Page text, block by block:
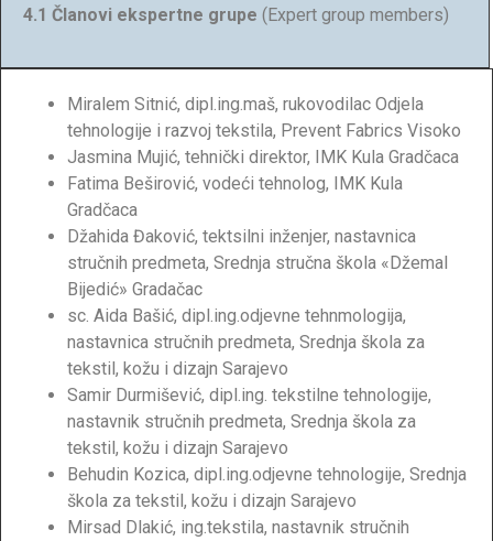
4.1 Članovi ekspertne grupe (Expert group members)
Miralem Sitnić, dipl.ing.maš, rukovodilac Odjela
tehnologije i razvoj tekstila, Prevent Fabrics Visoko
Jasmina Mujić, tehnički direktor, IMK Kula Gradčaca
Fatima Beširović, vodeći tehnolog, IMK Kula
Gradčaca
Džahida Đaković, tektsilni inženjer, nastavnica
stručnih predmeta, Srednja stručna škola «Džemal
Bijedić» Gradačac
sc. Aida Bašić, dipl.ing.odjevne tehnmologija,
nastavnica stručnih predmeta, Srednja škola za
tekstil, kožu i dizajn Sarajevo
Samir Durmišević, dipl.ing. tekstilne tehnologije,
nastavnik stručnih predmeta, Srednja škola za
tekstil, kožu i dizajn Sarajevo
Behudin Kozica, dipl.ing.odjevne tehnologije, Srednja
škola za tekstil, kožu i dizajn Sarajevo
Mirsad Dlakić, ing.tekstila, nastavnik stručnih